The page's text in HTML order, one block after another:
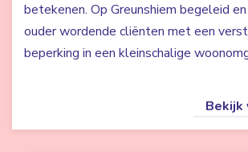
betekenen. Op Greunshiem begeleid
ouder wordende cliënten met een
beperking in een kleinschalige
Bekijk